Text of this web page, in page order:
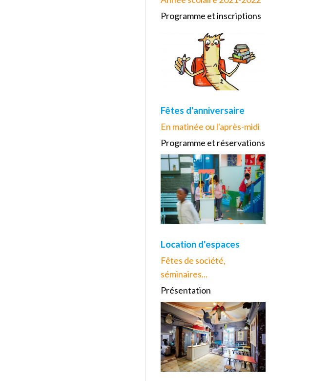
Programme et inscriptions
Fêtes d'anniversaire
En matinée ou l'après-midi
Programme et réservations
Location d'espaces
Fêtes de société,
séminaires...
Présentation